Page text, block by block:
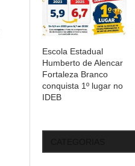
Escola Estadual
Humberto de Alencar
Fortaleza Branco
conquista 1º lugar no
IDEB